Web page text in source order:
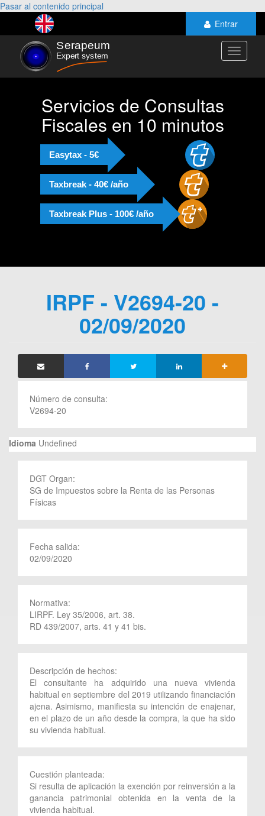
Pasar al contenido principal
Entrar
Toggle
Servicios de Consultas
Fiscales en 10 minutos
Easytax - 5€
Taxbreak - 40€ /año
Taxbreak Plus - 100€ /año
IRPF - V2694-20 -
02/09/2020
Número de consulta:
V2694-20
Idioma Undefined
DGT Organ:
SG de Impuestos sobre la Renta de las Personas
Físicas
Fecha salida:
02/09/2020
Normativa:
LIRPF. Ley 35/2006, art. 38.
RD 439/2007, arts. 41 y 41 bis.
Descripción de hechos:
El consultante ha adquirido una nueva vivienda
habitual en septiembre del 2019 utilizando financiación
ajena. Asimismo, manifiesta su intención de enajenar,
en el plazo de un año desde la compra, la que ha sido
su vivienda habitual.
Cuestión planteada:
Si resulta de aplicación la exención por reinversión a la
ganancia patrimonial obtenida en la venta de la
vivienda habitual.